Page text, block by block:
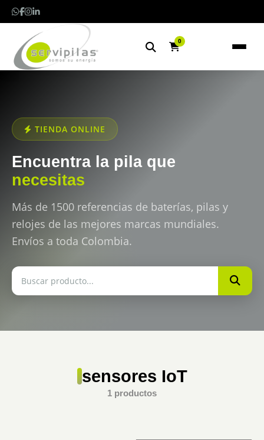
0
TIENDA ONLINE
Encuentra la pila que
necesitas
Más de 1500 referencias de baterías, pilas y
relojes de las mejores marcas mundiales.
Envíos a toda Colombia.
sensores IoT
1 productos